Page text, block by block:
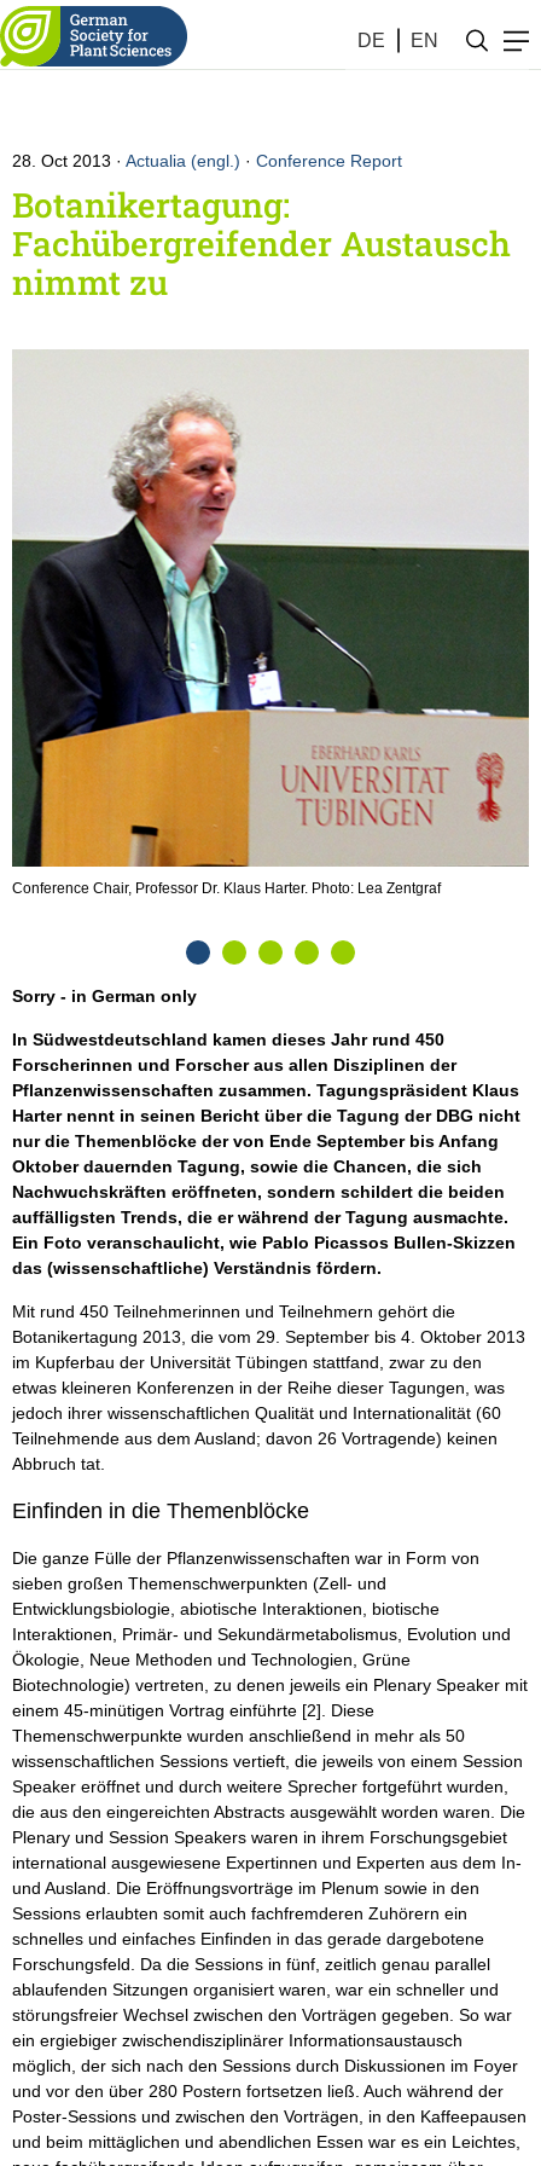
DE EN
28. Oct 2013 Actualia (engl.) · Conference Report
Botanikertagung:
Fachübergreifender Austausch
nimmt zu
Conference Chair, Professor Dr. Klaus Harter. Photo: Lea Zentgraf
Sorry - in German only
In Südwestdeutschland kamen dieses Jahr rund 450
Forscherinnen und Forscher aus allen Disziplinen der
Pflanzenwissenschaften zusammen. Tagungspräsident Klaus
Harter nennt in seinen Bericht über die Tagung der DBG nicht
nur die Themenblöcke der von Ende September bis Anfang
Oktober dauernden Tagung, sowie die Chancen, die sich
Nachwuchskräften eröffneten, sondern schildert die beiden
auffälligsten Trends, die er während der Tagung ausmachte.
Ein Foto veranschaulicht, wie Pablo Picassos Bullen-Skizzen
das (wissenschaftliche) Verständnis fördern.
Mit rund 450 Teilnehmerinnen und Teilnehmern gehört die
Botanikertagung 2013, die vom 29. September bis 4. Oktober 2013
im Kupferbau der Universität Tübingen stattfand, zwar zu den
etwas kleineren Konferenzen in der Reihe dieser Tagungen, was
jedoch ihrer wissenschaftlichen Qualität und Internationalität (60
Teilnehmende aus dem Ausland; davon 26 Vortragende) keinen
Abbruch tat.
Einfinden in die Themenblöcke
Die ganze Fülle der Pflanzenwissenschaften war in Form von
sieben großen Themenschwerpunkten (Zell- und
Entwicklungsbiologie, abiotische Interaktionen, biotische
Interaktionen, Primär- und Sekundärmetabolismus, Evolution und
Ökologie, Neue Methoden und Technologien, Grüne
Biotechnologie) vertreten, zu denen jeweils ein Plenary Speaker mit
einem 45-minütigen Vortrag einführte [2]. Diese
Themenschwerpunkte wurden anschließend in mehr als 50
wissenschaftlichen Sessions vertieft, die jeweils von einem Session
Speaker eröffnet und durch weitere Sprecher fortgeführt wurden,
die aus den eingereichten Abstracts ausgewählt worden waren. Die
Plenary und Session Speakers waren in ihrem Forschungsgebiet
international ausgewiesene Expertinnen und Experten aus dem In-
und Ausland. Die Eröffnungsvorträge im Plenum sowie in den
Sessions erlaubten somit auch fachfremderen Zuhörern ein
schnelles und einfaches Einfinden in das gerade dargebotene
Forschungsfeld. Da die Sessions in fünf, zeitlich genau parallel
ablaufenden Sitzungen organisiert waren, war ein schneller und
störungsfreier Wechsel zwischen den Vorträgen gegeben. So war
ein ergiebiger zwischendisziplinärer Informationsaustausch
möglich, der sich nach den Sessions durch Diskussionen im Foyer
und vor den über 280 Postern fortsetzen ließ. Auch während der
Poster-Sessions und zwischen den Vorträgen, in den Kaffeepausen
und beim mittäglichen und abendlichen Essen war es ein Leichtes,